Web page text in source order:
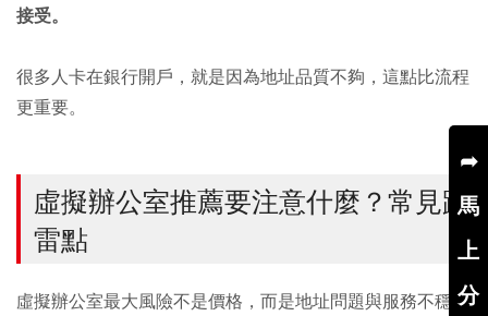
接受。
很多人卡在銀行開戶，就是因為地址品質不夠，這點比流程
更重要。
虛擬辦公室推薦要注意什麼？常見踩
雷點
虛擬辦公室最大風險不是價格，而是地址問題與服務不穩
➦
馬
上
分